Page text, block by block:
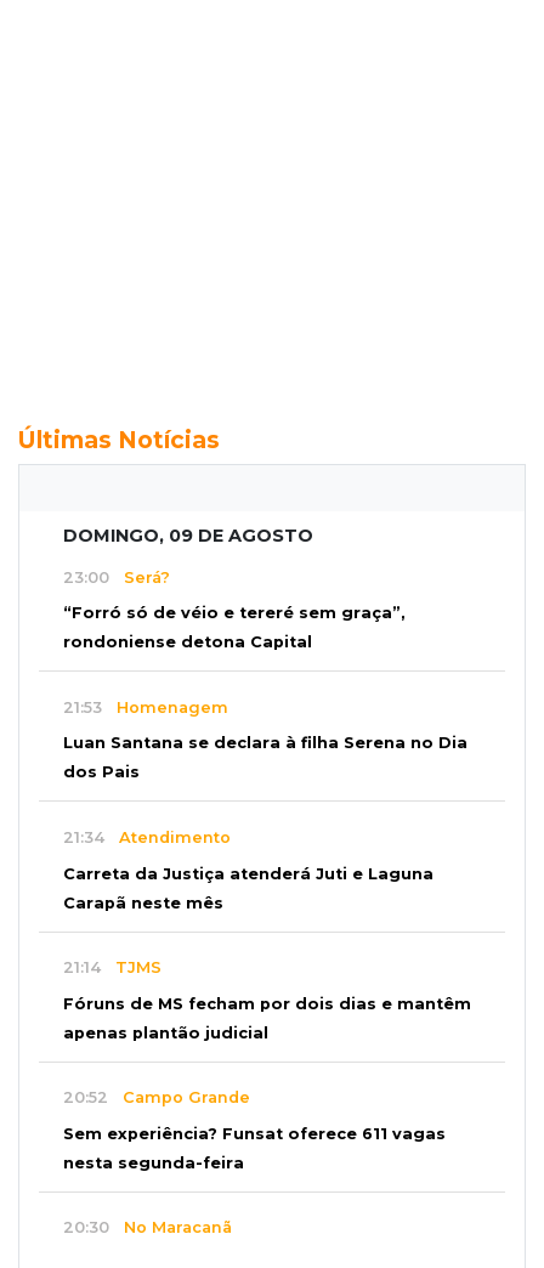
Últimas Notícias
DOMINGO, 09 DE AGOSTO
23:00 Será?
“Forró só de véio e tereré sem graça”,
rondoniense detona Capital
21:53 Homenagem
Luan Santana se declara à filha Serena no Dia
dos Pais
21:34 Atendimento
Carreta da Justiça atenderá Juti e Laguna
Carapã neste mês
21:14 TJMS
Fóruns de MS fecham por dois dias e mantêm
apenas plantão judicial
20:52 Campo Grande
Sem experiência? Funsat oferece 611 vagas
nesta segunda-feira
20:30 No Maracanã